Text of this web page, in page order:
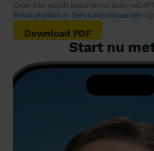
Deze site wordt beschermd door
Privacybeleid en Servicevoorwaarden
Download PDF
Start nu